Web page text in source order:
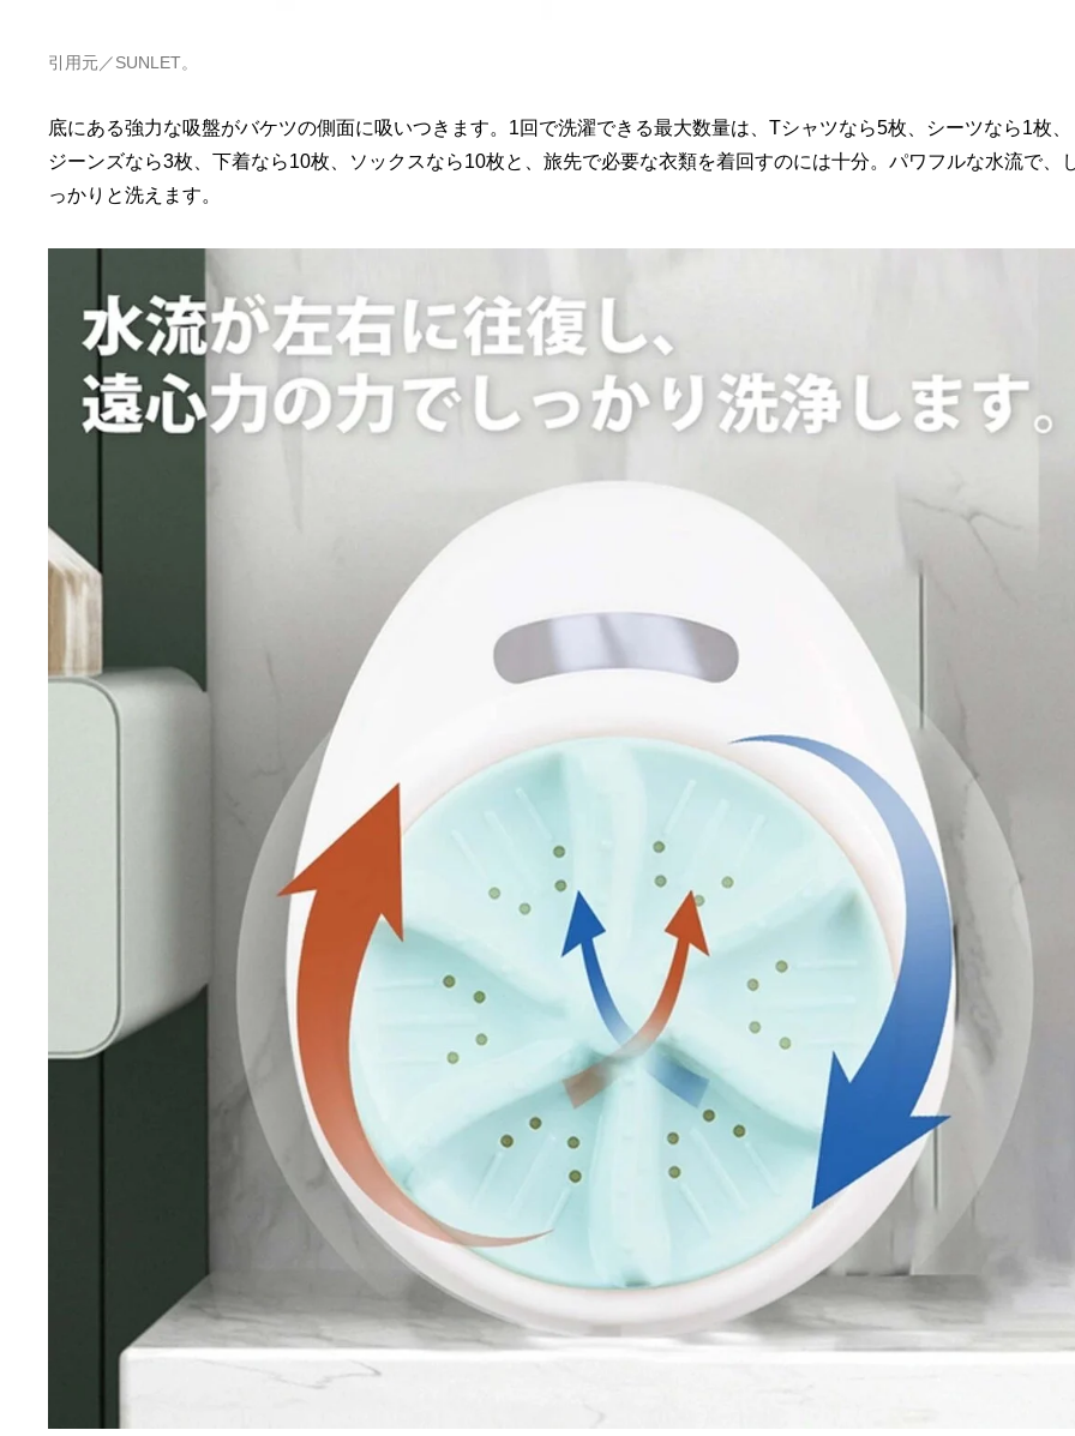
引用元／SUNLET。
底にある強力な吸盤がバケツの側面に吸いつきます。1回で洗濯できる最大数量は、Tシャツなら5枚、シーツなら1枚、
ジーンズなら3枚、下着なら10枚、ソックスなら10枚と、旅先で必要な衣類を着回すのには十分。パワフルな水流で、
っかりと洗えます。